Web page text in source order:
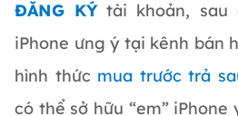
ĐĂNG KÝtài khoản, sau
iPhone ưng ý tại kênh bán
hình thức mua trước trả
có thể sở hữu “em”